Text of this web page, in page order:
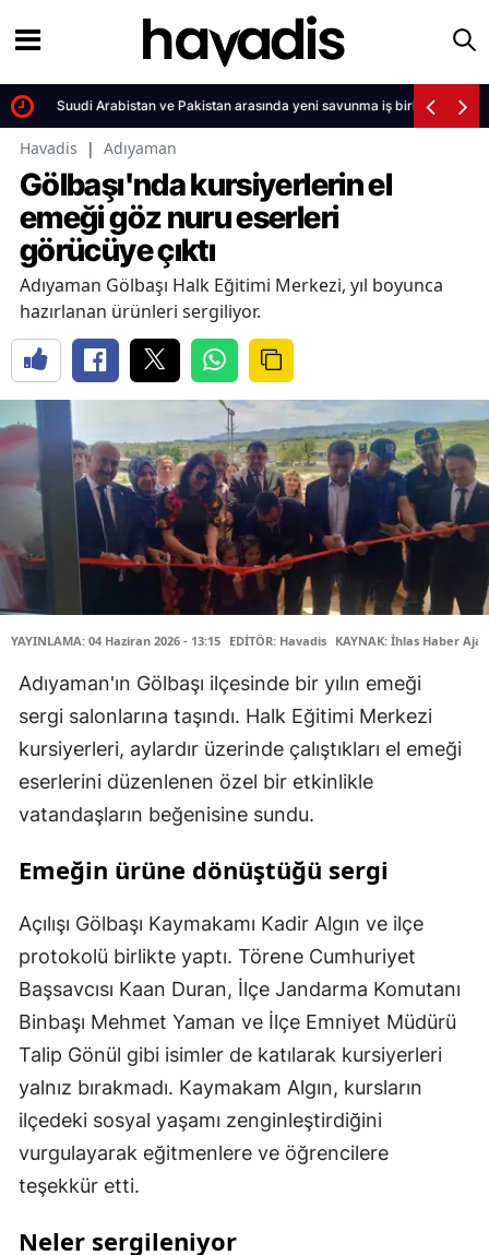
Suudi Arabistan ve Pakistan arasında yeni savunma iş birliği
Havadis | Adıyaman
Gölbaşı'nda kursiyerlerin el
emeği göz nuru eserleri
görücüye çıktı
Adıyaman Gölbaşı Halk Eğitimi Merkezi, yıl boyunca
hazırlanan ürünleri sergiliyor.
YAYINLAMA: 04 Haziran 2026 - 13:15 EDİTÖR: Havadis KAYNAK: İhlas Haber
Adıyaman'ın Gölbaşı ilçesinde bir yılın emeği
sergi salonlarına taşındı. Halk Eğitimi Merkezi
kursiyerleri, aylardır üzerinde çalıştıkları el emeği
eserlerini düzenlenen özel bir etkinlikle
vatandaşların beğenisine sundu.
Emeğin ürüne dönüştüğü sergi
Açılışı Gölbaşı Kaymakamı Kadir Algın ve ilçe
protokolü birlikte yaptı. Törene Cumhuriyet
Başsavcısı Kaan Duran, İlçe Jandarma Komutanı
Binbaşı Mehmet Yaman ve İlçe Emniyet Müdürü
Talip Gönül gibi isimler de katılarak kursiyerleri
yalnız bırakmadı. Kaymakam Algın, kursların
ilçedeki sosyal yaşamı zenginleştirdiğini
vurgulayarak eğitmenlere ve öğrencilere
teşekkür etti.
Neler sergileniyor